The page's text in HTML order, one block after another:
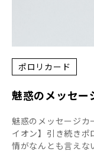
ポロリカード
魅惑のメッセー
魅惑のメッセージ
イオン】引き続きポ
情がなんとも言えな